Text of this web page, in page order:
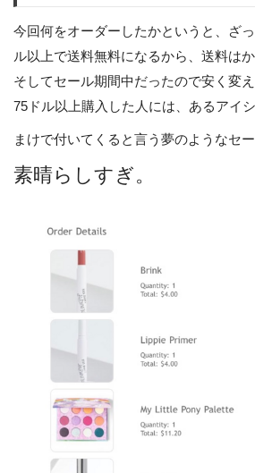
今回何をオーダーしたかというと、ざ
ル以上で送料無料になるから、送料は
そしてセール期間中だったので安く変
75ドル以上購入した人には、あるアイ
まけで付いてくると言う夢のようなセー
素晴らしすぎ。